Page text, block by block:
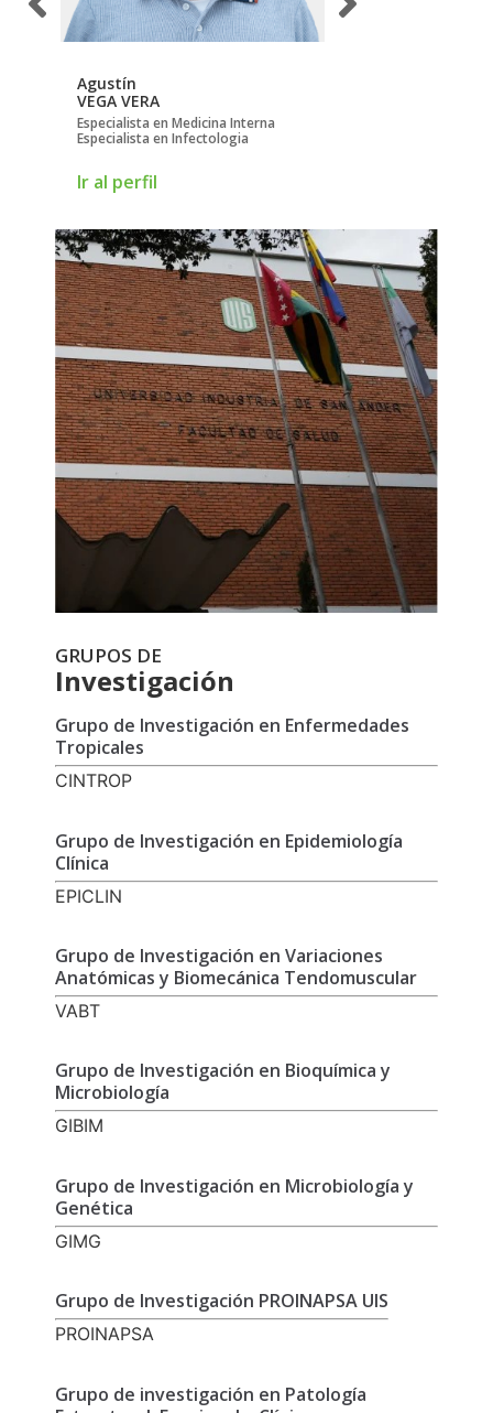
Agustín
VEGA VERA
Especialista en Medicina Interna
Especialista en Infectologia
Ir al perfil
GRUPOS DE
Investigación
Grupo de Investigación en Enfermedades
Tropicales
CINTROP
Grupo de Investigación en Epidemiología
Clínica
EPICLIN
Grupo de Investigación en Variaciones
Anatómicas y Biomecánica Tendomuscular
VABT
Grupo de Investigación en Bioquímica y
Microbiología
GIBIM
Grupo de Investigación en Microbiología y
Genética
GIMG
Grupo de Investigación PROINAPSA UIS
PROINAPSA
Grupo de investigación en Patología